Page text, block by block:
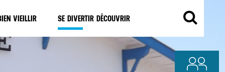
VIEILLIROUVRIR
MENU
SE DIVERTIR DÉCOUVRIROUVRIR
MENU